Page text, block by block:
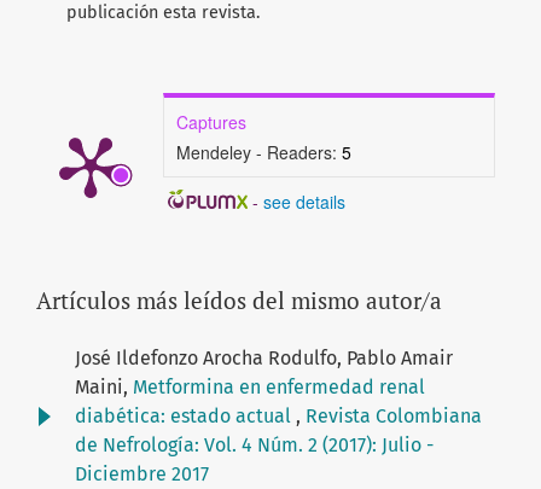
publicación esta revista.
Captures
Mendeley - Readers: 5
- see details
Artículos más leídos del mismo autor/a
José Ildefonzo Arocha Rodulfo, Pablo Amair
Maini, Metformina en enfermedad renal
diabética: estado actual , Revista Colombiana
de Nefrología: Vol. 4 Núm. 2 (2017): Julio -
Diciembre 2017